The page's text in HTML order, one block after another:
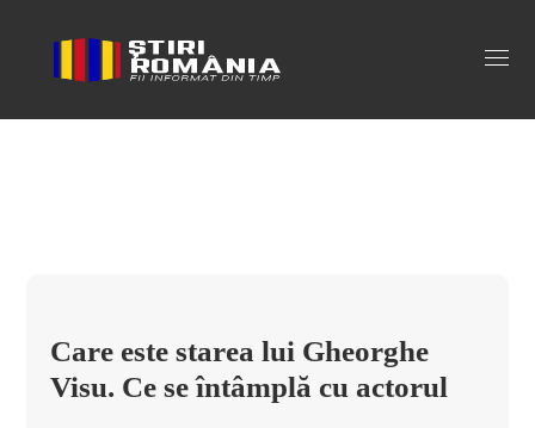
state de romania Tag
Care este starea lui Gheorghe
Visu. Ce se întâmplă cu actorul